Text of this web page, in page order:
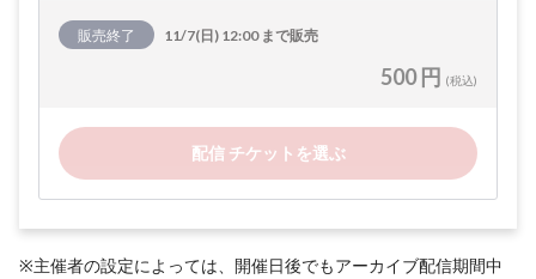
販売終了 11/7(日) 12:00 まで販売
500 円 (税込)
配信 チケットを選ぶ
※主催者の設定によっては、開催日後でもアーカイブ配信期間中